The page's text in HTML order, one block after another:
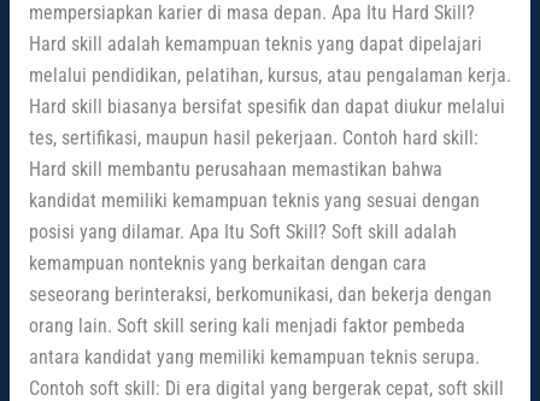
mempersiapkan karier di masa depan. Apa Itu Hard Skill?
Hard skill adalah kemampuan teknis yang dapat dipelajari
melalui pendidikan, pelatihan, kursus, atau pengalaman kerja.
Hard skill biasanya bersifat spesifik dan dapat diukur melalui
tes, sertifikasi, maupun hasil pekerjaan. Contoh hard skill:
Hard skill membantu perusahaan memastikan bahwa
kandidat memiliki kemampuan teknis yang sesuai dengan
posisi yang dilamar. Apa Itu Soft Skill? Soft skill adalah
kemampuan nonteknis yang berkaitan dengan cara
seseorang berinteraksi, berkomunikasi, dan bekerja dengan
orang lain. Soft skill sering kali menjadi faktor pembeda
antara kandidat yang memiliki kemampuan teknis serupa.
Contoh soft skill: Di era digital yang bergerak cepat, soft skill